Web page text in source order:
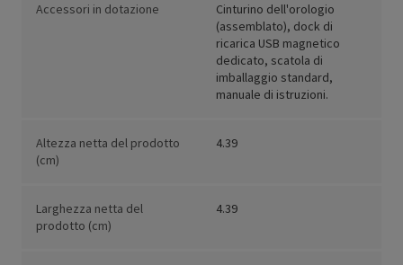
Accessori in dotazione
Cinturino dell'orologio
(assemblato), dock di
ricarica USB magnetico
dedicato, scatola di
imballaggio standard,
manuale di istruzioni.
Altezza netta del prodotto
(cm)
4.39
Larghezza netta del
prodotto (cm)
4.39